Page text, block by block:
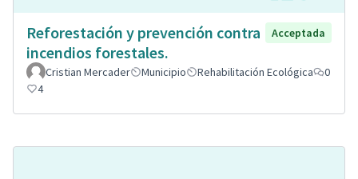
Reforestación y prevención contra
incendios forestales.
Acceptada
Cristian Mercader Municipio Rehabilitación Ecológica
0
4